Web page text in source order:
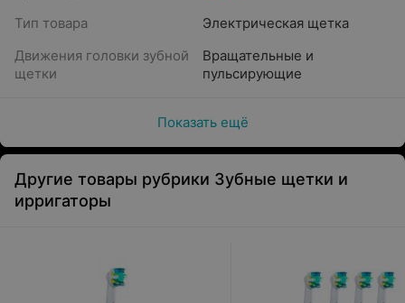
Тип товара
Электрическая щетка
Движения головки зубной
щетки
Вращательные и
пульсирующие
Показать ещё
Другие товары рубрики Зубные щетки и
ирригаторы